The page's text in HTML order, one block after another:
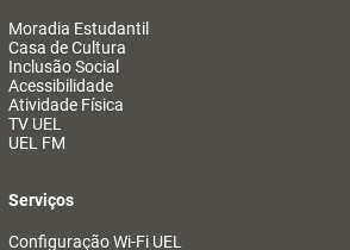
Moradia Estudantil
Casa de Cultura
Inclusão Social
Acessibilidade
Atividade Física
TV UEL
UEL FM
Serviços
Configuração Wi-Fi UEL